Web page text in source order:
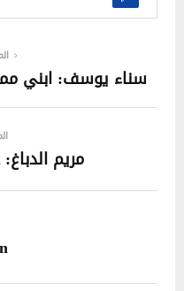
سناء يوسف: ابني
مريم الدباغ: عندي